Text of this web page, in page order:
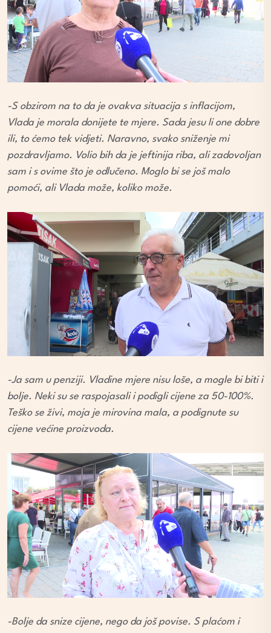
-S obzirom na to da je ovakva situacija s inflacijom,
Vlada je morala donijete te mjere. Sada jesu li one dobre
ili, to ćemo tek vidjeti. Naravno, svako sniženje mi
pozdravljamo. Volio bih da je jeftinija riba, ali zadovoljan
sam i s ovime što je odlučeno. Moglo bi se još malo
pomoći, ali Vlada može, koliko može.
-Ja sam u penziji. Vladine mjere nisu loše, a mogle bi biti i
bolje. Neki su se raspojasali i podigli cijene za 50-100%.
Teško se živi, moja je mirovina mala, a podignute su
cijene većine proizvoda.
-Bolje da snize cijene, nego da još povise. S plaćom i